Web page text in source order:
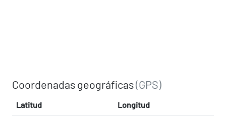
Coordenadas geográficas(GPS)
Latitud Longitud